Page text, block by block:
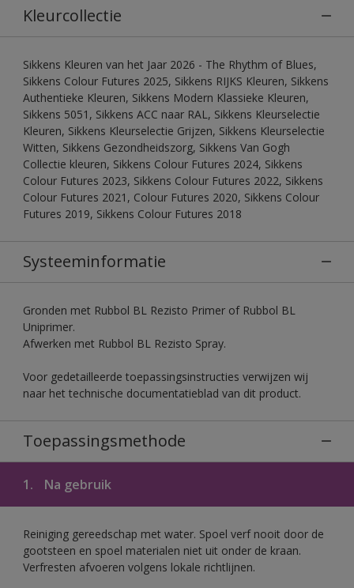
Kleurcollectie
Sikkens Kleuren van het Jaar 2026 - The Rhythm of Blues,
Sikkens Colour Futures 2025, Sikkens RIJKS Kleuren, Sikkens
Authentieke Kleuren, Sikkens Modern Klassieke Kleuren,
Sikkens 5051, Sikkens ACC naar RAL, Sikkens Kleurselectie
Kleuren, Sikkens Kleurselectie Grijzen, Sikkens Kleurselectie
Witten, Sikkens Gezondheidszorg, Sikkens Van Gogh
Collectie kleuren, Sikkens Colour Futures 2024, Sikkens
Colour Futures 2023, Sikkens Colour Futures 2022, Sikkens
Colour Futures 2021, Colour Futures 2020, Sikkens Colour
Futures 2019, Sikkens Colour Futures 2018
Systeeminformatie
Gronden met Rubbol BL Rezisto Primer of Rubbol BL
Uniprimer.
Afwerken met Rubbol BL Rezisto Spray.
Voor gedetailleerde toepassingsinstructies verwijzen wij
naar het technische documentatieblad van dit product.
Toepassingsmethode
1. Na gebruik
Reiniging gereedschap met water. Spoel verf nooit door de
gootsteen en spoel materialen niet uit onder de kraan.
Verfresten afvoeren volgens lokale richtlijnen.